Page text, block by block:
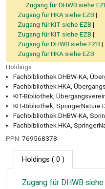
Zugang für DHWB siehe
Zugang für HKA siehe EZB
Zugang für KIT siehe EZB
Zugang für KIT siehe EZB
Zugang für DHWB siehe EZB
Zugang für HKA siehe EZB
Holdings:
Fachbibliothek DHBW-KA,
Fachbibliothek HKA,
KIT-Bibliothek,
KIT-Bibliothek, SpringerNature
Fachbibliothek DHBW-KA,
Fachbibliothek HKA,
PPN: 769568378
Holdings ( 0 )
Zugang für DHWB siehe